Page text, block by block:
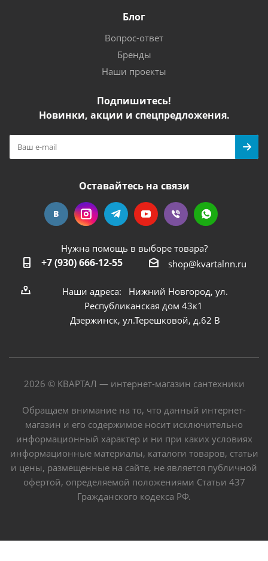
Блог
Вопрос-ответ
Бренды
Наши проекты
Подпишитесь!
Новинки, акции и спецпредложения.
Оставайтесь на связи
Нужна помощь в выборе товара?
+7 (930) 666-12-55 shop@kvartalnn.ru
Наши адреса: Нижний Новгород, ул.
Республиканская дом 43к1
Дзержинск, ул.Терешковой, д.62 В
2026 © КВАРТАЛ — интернет-магазин сантехники
Обращаем внимание на то, что данный интернет-
магазин и его содержимое носит исключительно
информационный характер и ни при каких условиях
информационные материалы, каталоги товаров, статьи
и цены, размещенные на сайте, не является публичной
офертой, определяемой положениями Статьи 437
Гражданского кодекса РФ.